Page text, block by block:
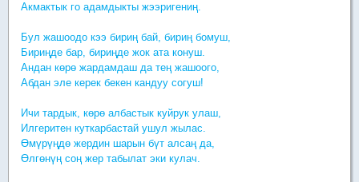
Акмактык го адамдыкты жээригениң.
Бул жашоодо кээ бириң бай, бириң бомуш,
Бириңде бар, бириңде жок ата конуш.
Андан көрө жардамдаш да тең жашоого,
Абдан эле керек бекен кандуу согуш!
Ичи тардык, көрө албастык куйрук улаш,
Илгеритен куткарбастай ушул жылас.
Өмүрүңдө жердин шарын бүт алсаң да,
Өлгөнүң соң жер табылат эки кулач.